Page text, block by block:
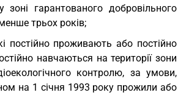
гарантованого добровільного
трьох років;
постійно проживають або постійно
навчаються на території зони
контролю, за умови,
на 1 січня 1993 року прожили або